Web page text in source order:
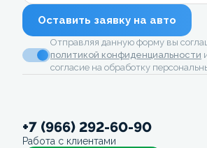
Оставить заявку на авто
Отправляя данную форму вы
политикой конфиденциальности
согласие на обработку
+7 (966) 292-60-90
Работа с клиентами